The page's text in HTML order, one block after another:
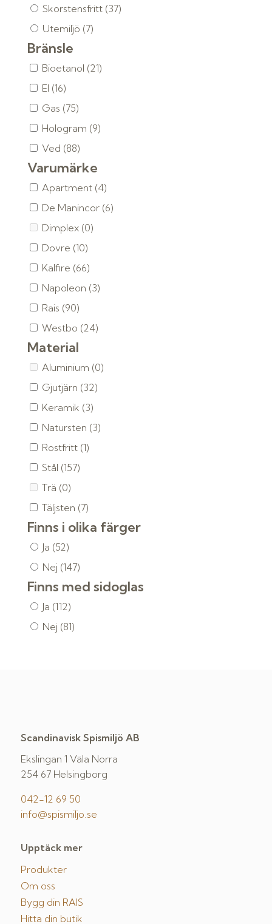
Skorstensfritt (37)
Utemiljö (7)
Bränsle
Bioetanol (21)
El (16)
Gas (75)
Hologram (9)
Ved (88)
Varumärke
Apartment (4)
De Manincor (6)
Dimplex (0)
Dovre (10)
Kalfire (66)
Napoleon (3)
Rais (90)
Westbo (24)
Material
Aluminium (0)
Gjutjärn (32)
Keramik (3)
Natursten (3)
Rostfritt (1)
Stål (157)
Trä (0)
Täljsten (7)
Finns i olika färger
Ja (52)
Nej (147)
Finns med sidoglas
Ja (112)
Nej (81)
Scandinavisk Spismiljö AB
Ekslingan 1 Väla Norra
254 67 Helsingborg
042-12 69 50
info@spismiljo.se
Upptäck mer
Produkter
Om oss
Bygg din RAIS
Hitta din butik